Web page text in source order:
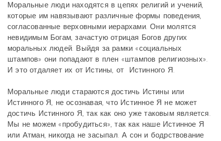
Моральные люди находятся в цепях религий и учений,
которые им навязывают различные формы поведения,
согласованные верховными иерархами. Они молятся
невидимым Богам, зачастую отрицая Богов других
моральных людей. Выйдя за рамки «социальных
штампов» они попадают в плен «штампов религиозных».
И это отдаляет их от Истины, от Истинного Я.
Моральные люди стараются достичь Истины или
Истинного Я, не осознавая, что Истинное Я не может
достичь Истинного Я, так как оно уже таковым является.
Мы не можем «пробудиться», так как наше Истинное Я
или Атман, никогда не засыпал. А сон и бодрствование